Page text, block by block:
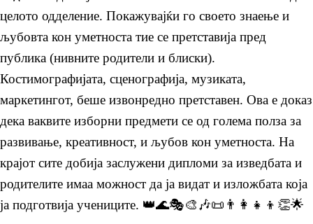
целото одделение. Покажувајќи го своето знаење и
љубовта кон уметноста тие се претставија пред
публика (нивните родители и блиски).
Костимографијата, сценографија, музиката,
маркетингот, беше извонредно претставен. Ова е доказ
дека ваквите изборни предмети се од голема полза за
развивање, креативност, и љубов кон уметноста. На
крајот сите добија заслужени дипломи за изведбата и
родителите имаа можност да ја видат и изложбата која
ја подготвија учениците. 👑🌊🎭🎨🎶📜👨‍👩‍👧‍👦👏🌟